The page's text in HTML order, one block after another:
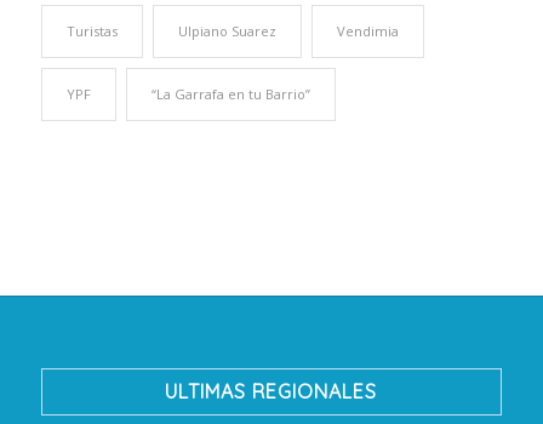
Turistas Ulpiano Suarez Vendimia
YPF “La Garrafa en tu Barrio”
ULTIMAS REGIONALES